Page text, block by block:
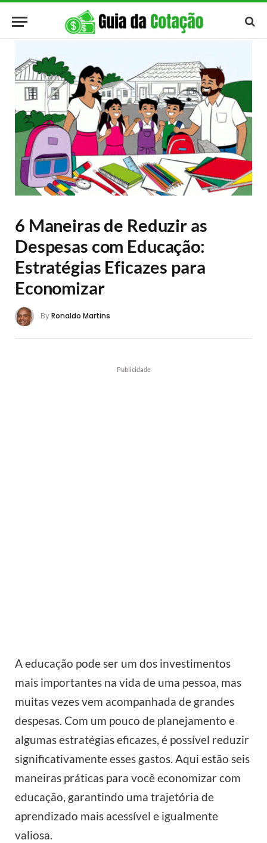
6 Maneiras de Reduzir as
Despesas com Educação:
Estratégias Eficazes para
Economizar
ByRonaldo Martins
Publicidade
A educação pode ser um dos investimentos
mais importantes na vida de uma pessoa, mas
muitas vezes vem acompanhada de grandes
despesas. Com um pouco de planejamento e
algumas estratégias eficazes, é possível reduzir
significativamente esses gastos. Aqui estão seis
maneiras práticas para você economizar com
educação, garantindo uma trajetória de
aprendizado mais acessível e igualmente
valiosa.